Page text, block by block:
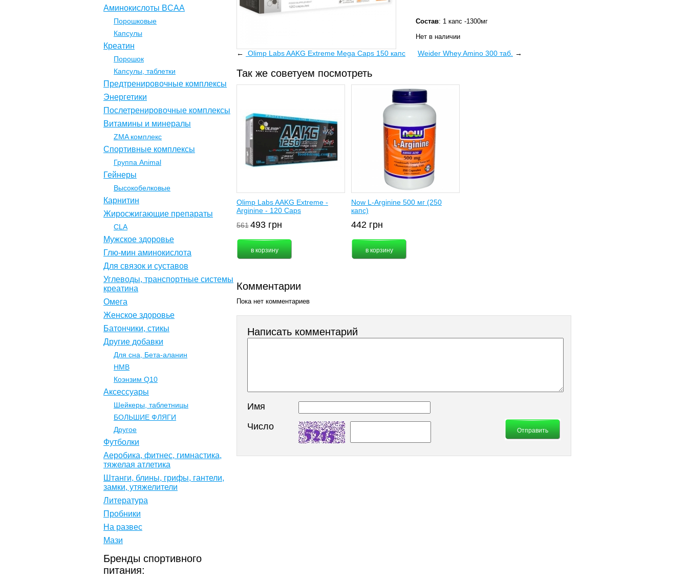
Состав: 1 капс -1300мг
Нет в наличии
← Olimp Labs AAKG Extreme Mega Caps 150 капс Weider Whey Amino 300 таб. →
Так же советуем посмотреть
Olimp Labs AAKG Extreme -
Arginine - 120 Caps
561493 грн
Now L-Arginine 500 мг (250
капс)
442 грн
Комментарии
Пока нет комментариев
Написать комментарий
Имя
Число
Аминокислоты BCAA
Порошковые
Капсулы
Креатин
Порошок
Капсулы, таблетки
Предтренировочные комплексы
Энергетики
Послетренировочные комплексы
Витамины и минералы
ZMA комплекс
Спортивные комплексы
Группа Animal
Гейнеры
Высокобелковые
Карнитин
Жиросжигающие препараты
CLA
Мужское здоровье
Глю-мин аминокислота
Для связок и суставов
Углеводы, транспортные системы
креатина
Омега
Женское здоровье
Батончики, стикы
Другие добавки
Для сна, Бета-аланин
НМВ
Коэнзим Q10
Аксессуары
Шейкеры, таблетницы
БОЛЬШИЕ ФЛЯГИ
Другое
Футболки
Аеробика, фитнес, гимнастика,
тяжелая атлетика
Штанги, блины, грифы, гантели,
замки, утяжелители
Литература
Пробники
На развес
Мази
Бренды спортивного
питания: